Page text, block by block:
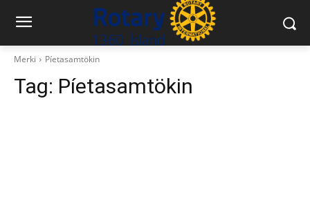
Merki Píetasamtökin
Tag: Píetasamtökin